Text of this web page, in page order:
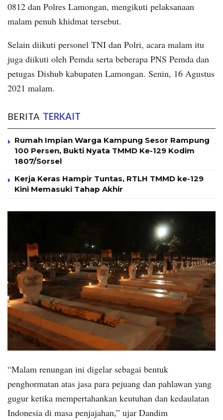
0812 dan Polres Lamongan, mengikuti pelaksanaan
malam penuh khidmat tersebut.
Selain diikuti personel TNI dan Polri, acara malam itu
juga diikuti oleh Pemda serta beberapa PNS Pemda dan
petugas Dishub kabupaten Lamongan. Senin, 16 Agustus
2021 malam.
BERITA TERKAIT
Rumah Impian Warga Kampung Sesor Rampung
100 Persen, Bukti Nyata TMMD Ke-129 Kodim
1807/Sorsel
Kerja Keras Hampir Tuntas, RTLH TMMD ke-129
Kini Memasuki Tahap Akhir
“Malam renungan ini digelar sebagai bentuk
penghormatan atas jasa para pejuang dan pahlawan yang
gugur ketika mempertahankan keutuhan dan kedaulatan
Indonesia di masa penjajahan,” ujar Dandim